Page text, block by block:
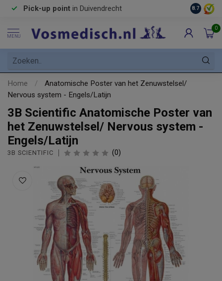
Pick-up point in Duivendrecht 8.7
MENU
0
Home /
Anatomische Poster van het Zenuwstelsel/
Nervous system - Engels/Latijn
3B Scientific Anatomische Poster van
het Zenuwstelsel/ Nervous system -
Engels/Latijn
3B SCIENTIFIC (0)